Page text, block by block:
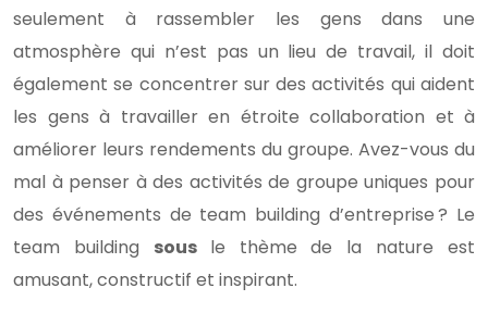
seulement à rassembler les gens dans une
atmosphère qui n’est pas un lieu de travail, il doit
également se concentrer sur des activités qui aident
les gens à travailler en étroite collaboration et à
améliorer leurs rendements du groupe. Avez-vous du
mal à penser à des activités de groupe uniques pour
des événements de team building d’entreprise ? Le
team building sous le thème de la nature est
amusant, constructif et inspirant.